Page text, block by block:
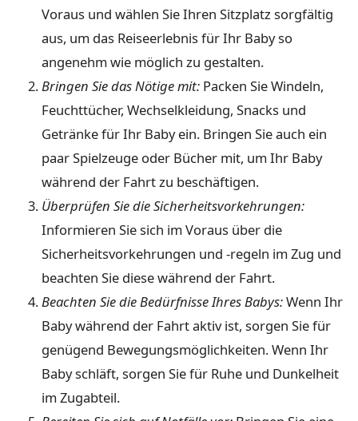
Voraus und wählen Sie Ihren Sitzplatz sorgfältig
aus, um das Reiseerlebnis für Ihr Baby so
angenehm wie möglich zu gestalten.
Bringen Sie das Nötige mit: Packen Sie Windeln,
Feuchttücher, Wechselkleidung, Snacks und
Getränke für Ihr Baby ein. Bringen Sie auch ein
paar Spielzeuge oder Bücher mit, um Ihr Baby
während der Fahrt zu beschäftigen.
Überprüfen Sie die Sicherheitsvorkehrungen:
Informieren Sie sich im Voraus über die
Sicherheitsvorkehrungen und -regeln im Zug und
beachten Sie diese während der Fahrt.
Beachten Sie die Bedürfnisse Ihres Babys:Wenn Ihr
Baby während der Fahrt aktiv ist, sorgen Sie für
genügend Bewegungsmöglichkeiten. Wenn Ihr
Baby schläft, sorgen Sie für Ruhe und Dunkelheit
im Zugabteil.